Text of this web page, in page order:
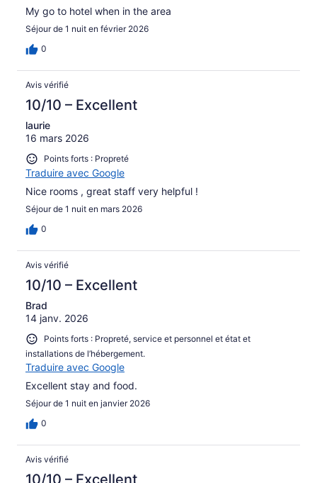
My go to hotel when in the area
Séjour de 1 nuit en février 2026
0
Avis vérifié
10/10 – Excellent
laurie
16 mars 2026
Points forts : Propreté
Traduire avec Google
Nice rooms , great staff very helpful !
Séjour de 1 nuit en mars 2026
0
Avis vérifié
10/10 – Excellent
Brad
14 janv. 2026
Points forts : Propreté, service et personnel et état et
installations de l’hébergement.
Traduire avec Google
Excellent stay and food.
Séjour de 1 nuit en janvier 2026
0
Avis vérifié
10/10 – Excellent